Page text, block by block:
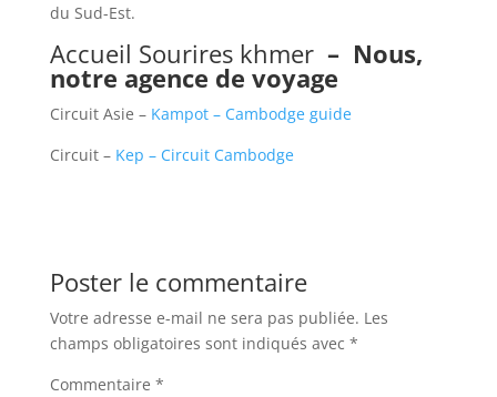
du Sud-Est.
Accueil Sourires khmer – Nous,
notre agence de voyage
Circuit Asie – Kampot – Cambodge guide
Circuit – Kep – Circuit Cambodge
Poster le commentaire
Votre adresse e-mail ne sera pas publiée. Les
champs obligatoires sont indiqués avec *
Commentaire *